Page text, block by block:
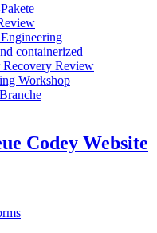
containerized
Recovery Review
Workshop
Codey Website